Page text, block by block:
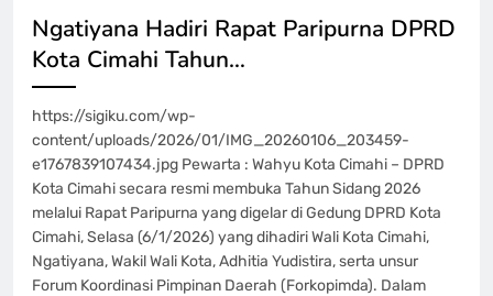
Ngatiyana Hadiri Rapat Paripurna DPRD
Kota Cimahi Tahun…
https://sigiku.com/wp-
content/uploads/2026/01/IMG_20260106_203459-
e1767839107434.jpg Pewarta : Wahyu Kota Cimahi – DPRD
Kota Cimahi secara resmi membuka Tahun Sidang 2026
melalui Rapat Paripurna yang digelar di Gedung DPRD Kota
Cimahi, Selasa (6/1/2026) yang dihadiri Wali Kota Cimahi,
Ngatiyana, Wakil Wali Kota, Adhitia Yudistira, serta unsur
Forum Koordinasi Pimpinan Daerah (Forkopimda). Dalam